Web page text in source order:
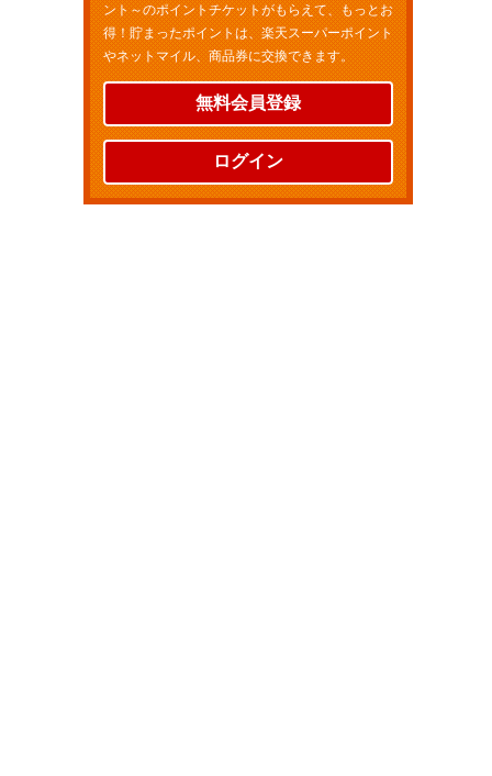
ント～のポイントチケットがもらえて、もっとお
得！貯まったポイントは、楽天スーパーポイント
やネットマイル、商品券に交換できます。
無料会員登録
ログイン